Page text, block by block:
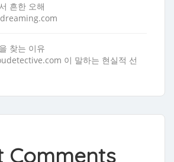
흔한 오해
찾는 이유
이 말하는 현실적 선
Comments